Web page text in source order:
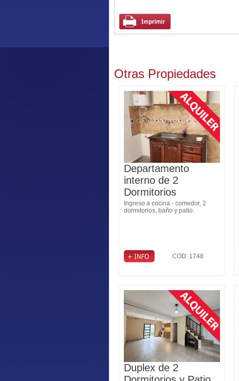
Otras Propiedades
Departamento
interno de 2
Dormitorios
Ingreso a cocina - comedor, 2
dormitorios, baño y patio.
COD: 1748
Duplex de 2